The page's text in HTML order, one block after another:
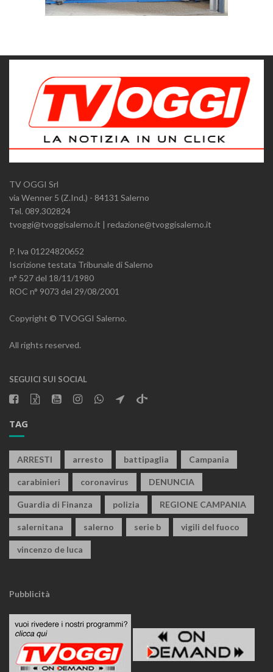
TV OGGI Srl
via Wenner 5 (Z.Ind.) - 84131 Salerno
Tel. 089.302824
tvoggi@tvoggisalerno.it | redazione@tvoggisalerno.it
P. Iva 01224820652
Iscrizione testata Tribunale di Salerno
n° 527 del 18/11/1980
ROC n° 9073 del 29/08/2001
Copyright © TVOGGI Salerno.
All rights reserved.
SEGUICI SUI SOCIAL
TAG
ARRESTI arresto battipaglia Campania
carabinieri coronavirus DENUNCIA
Guardia di Finanza polizia REGIONE CAMPANIA
salernitana salerno serie b vigili del fuoco
vincenzo de luca
Pubblicità